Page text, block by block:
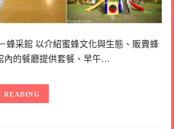
蜂采館 以介紹蜜蜂文化與生態、販賣蜂
內的餐廳提供套餐、早午…
READING